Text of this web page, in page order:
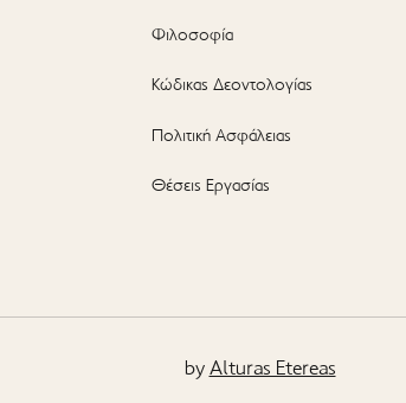
Φιλοσοφία
Κώδικας Δεοντολογίας
Πολιτική Ασφάλειας
Θέσεις Εργασίας
by Alturas Etereas